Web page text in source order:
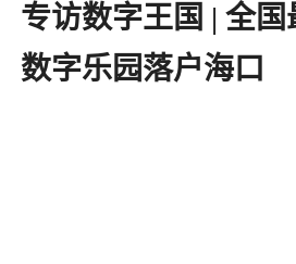
专访数字王国 | 全
数字乐园落户海口